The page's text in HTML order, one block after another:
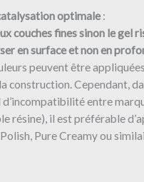
optimale:
couches fines sinon le gel
en surface et non en
peuvent être appliquées
construction. Cependant,
d’incompatibilité entre
résine), il est préférable
Pure Creamy ou